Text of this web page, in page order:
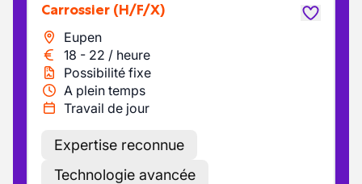
Carrossier (H/F/X)
Eupen
18 - 22 / heure
Possibilité fixe
A plein temps
Travail de jour
Expertise reconnue
Technologie avancée